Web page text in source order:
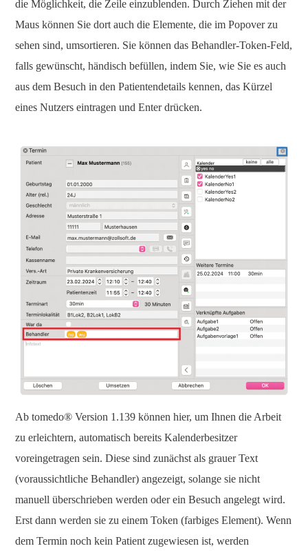
die Möglichkeit, die Zeile einzublenden. Durch Ziehen mit der
Maus können Sie dort auch die Elemente, die im Popover zu
sehen sind, umsortieren. Sie können das Behandler-Token-Feld,
falls gewünscht, händisch befüllen, indem Sie, wie Sie es auch
aus dem Besuch in den Patientendetails kennen, das Kürzel
eines Nutzers eintragen und Enter drücken.
Ab tomedo® Version 1.139 können hier, um Ihnen die Arbeit
zu erleichtern, automatisch bereits Kalenderbesitzer
voreingetragen sein. Diese sind zunächst als grauer Text
(voraussichtliche Behandler) angezeigt, solange sie nicht
manuell überschrieben werden oder ein Besuch angelegt wird.
Erst dann werden sie zu einem Token (farbiges Element). Wenn
dem Termin noch kein Patient zugewiesen ist, werden